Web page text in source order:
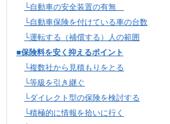
└自動車の安全装置の有無
└自動車保険を付けている車の台数
└運転する（補償する）人の範囲
■保険料を安く抑えるポイント
└複数社から見積もりをとる
└等級を引き継ぐ
└ダイレクト型の保険を検討する
└積極的に情報を拾いに行く